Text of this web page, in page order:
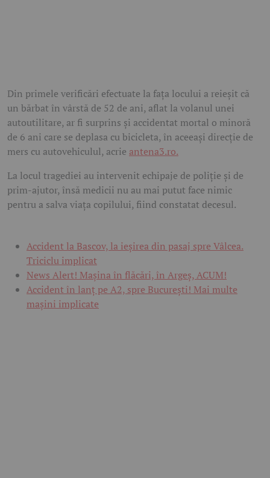
Din primele verificări efectuate la fața locului a reieșit că
un bărbat în vârstă de 52 de ani, aflat la volanul unei
autoutilitare, ar fi surprins și accidentat mortal o minoră
de 6 ani care se deplasa cu bicicleta, în aceeași direcție de
mers cu autovehiculul, acrie antena3.ro.
La locul tragediei au intervenit echipaje de poliție și de
prim-ajutor, însă medicii nu au mai putut face nimic
pentru a salva viața copilului, fiind constatat decesul.
Accident la Bascov, la ieșirea din pasaj spre Vâlcea.
Triciclu implicat
News Alert! Mașina în flăcări, în Argeș, ACUM!
Accident în lanț pe A2, spre București! Mai multe
mașini implicate